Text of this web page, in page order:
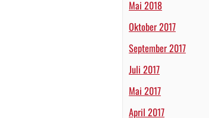
Mai 2018
Oktober 2017
September 2017
Juli 2017
Mai 2017
April 2017